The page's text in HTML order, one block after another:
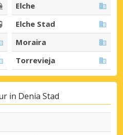
Elche
Elche Stad
Moraira
Torrevieja
in Denia Stad